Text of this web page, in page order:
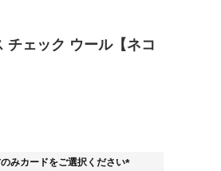
ェック ウール【ネコ
みカードをご選択ください